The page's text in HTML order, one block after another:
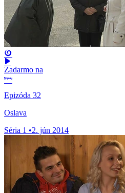
Zadarmo na
Epizóda 32
Oslava
Séria 1 •2. jún 2014